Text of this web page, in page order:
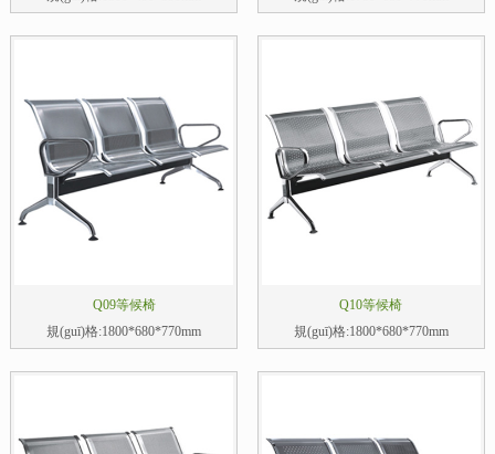
Q09等候椅
規(guī)格:1800*680*770mm
Q10等候椅
規(guī)格:1800*680*770mm